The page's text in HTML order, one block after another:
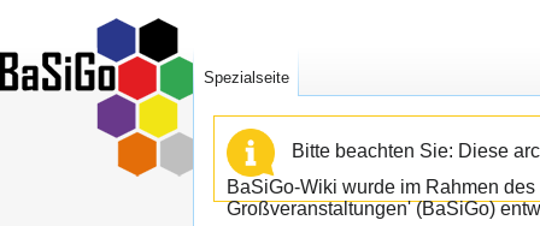
Bitte beachten Sie: Diese
BaSiGo-Wiki wurde im Rahmen
Großveranstaltungen' (BaSiGo)
Spezialseite